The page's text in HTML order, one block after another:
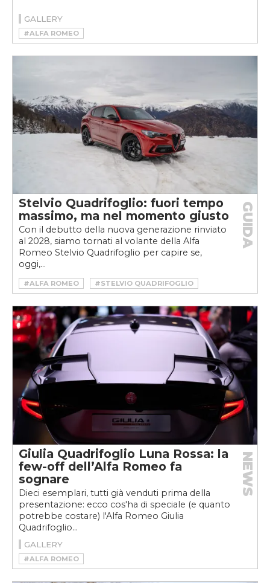
GALLERY
#ALFA ROMEO
Stelvio Quadrifoglio: fuori tempo
massimo, ma nel momento giusto
Con il debutto della nuova generazione rinviato
al 2028, siamo tornati al volante della Alfa
Romeo Stelvio Quadrifoglio per capire se,
oggi,...
GUIDA
#ALFA ROMEO
#STELVIO QUADRIFOGLIO
#SUV
Giulia Quadrifoglio Luna Rossa: la
few-off dell’Alfa Romeo fa
sognare
Dieci esemplari, tutti già venduti prima della
presentazione: ecco cos'ha di speciale (e quanto
potrebbe costare) l'Alfa Romeo Giulia
Quadrifoglio...
NEWS
GALLERY
#ALFA ROMEO
#ALFA ROMEO GIULIA QUADRIFOGLIO